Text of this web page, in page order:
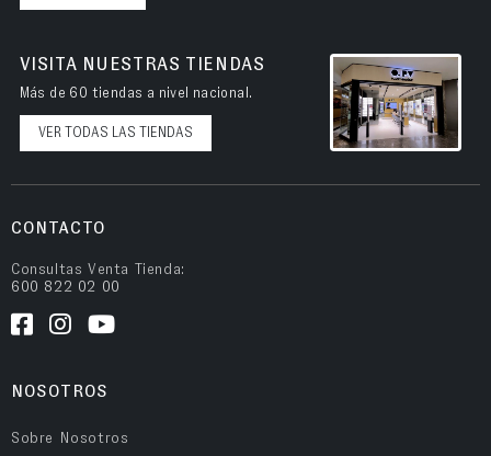
VISITA NUESTRAS TIENDAS
Más de 60 tiendas a nivel nacional.
VER TODAS LAS TIENDAS
CONTACTO
Consultas Venta Tienda:
600 822 02 00
NOSOTROS
Sobre Nosotros